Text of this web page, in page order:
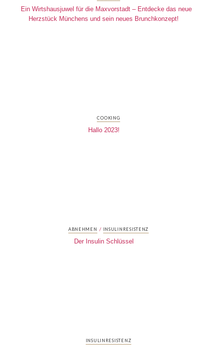
Ein Wirtshausjuwel für die Maxvorstadt – Entdecke das neue
Herzstück Münchens und sein neues Brunchkonzept!
COOKING
Hallo 2023!
ABNEHMEN / INSULINRESISTENZ
Der Insulin Schlüssel
INSULINRESISTENZ